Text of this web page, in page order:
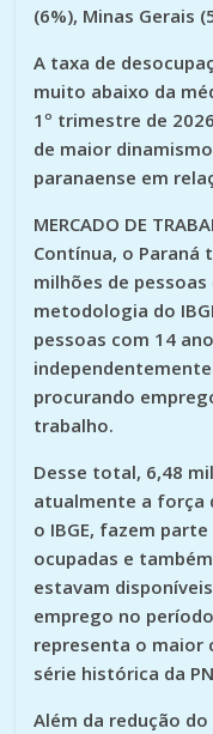
(6%), Minas Gerais
A taxa de
muito abaixo da
1º trimestre de
de maior
paranaense em
MERCADO DE
Contínua, o
milhões de
metodologia do
pessoas com 14
procurando
trabalho.
Desse total, 6,48
atualmente a força
o IBGE, fazem
ocupadas e
estavam
emprego no
representa o maior
série histórica da
Além da redução